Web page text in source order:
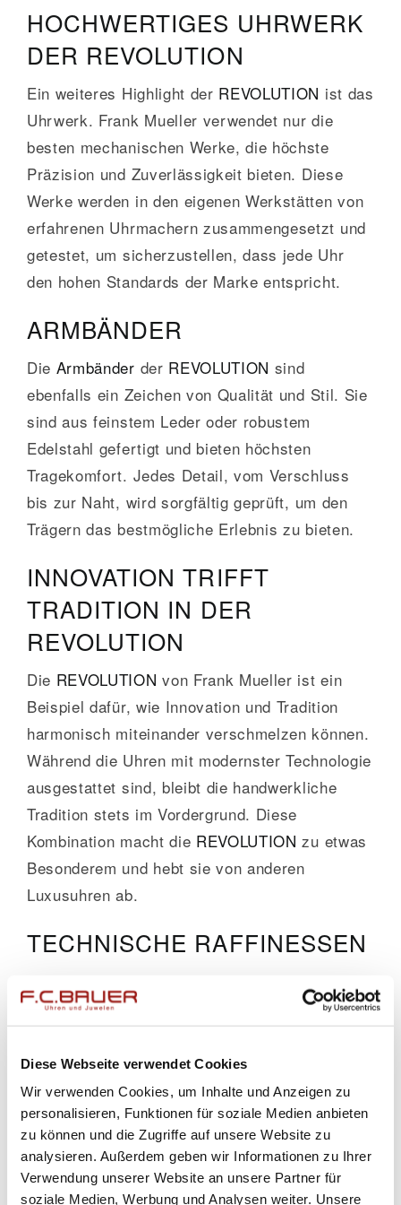
Diese Webseite verwendet Cookies
Wir verwenden Cookies, um Inhalte und Anzeigen zu
personalisieren, Funktionen für soziale Medien anbieten
zu können und die Zugriffe auf unsere Website zu
analysieren. Außerdem geben wir Informationen zu Ihrer
Verwendung unserer Website an unsere Partner für
soziale Medien, Werbung und Analysen weiter. Unsere
HOCHWERTIGES UHRWERK
DER REVOLUTION
Ein weiteres Highlight der REVOLUTION ist das
Uhrwerk. Frank Mueller verwendet nur die
besten mechanischen Werke, die höchste
Präzision und Zuverlässigkeit bieten. Diese
Werke werden in den eigenen Werkstätten von
erfahrenen Uhrmachern zusammengesetzt und
getestet, um sicherzustellen, dass jede Uhr
den hohen Standards der Marke entspricht.
ARMBÄNDER
Die Armbänder der REVOLUTION sind
ebenfalls ein Zeichen von Qualität und Stil. Sie
sind aus feinstem Leder oder robustem
Edelstahl gefertigt und bieten höchsten
Tragekomfort. Jedes Detail, vom Verschluss
bis zur Naht, wird sorgfältig geprüft, um den
Trägern das bestmögliche Erlebnis zu bieten.
INNOVATION TRIFFT
TRADITION IN DER
REVOLUTION
Die REVOLUTION von Frank Mueller ist ein
Beispiel dafür, wie Innovation und Tradition
harmonisch miteinander verschmelzen können.
Während die Uhren mit modernster Technologie
ausgestattet sind, bleibt die handwerkliche
Tradition stets im Vordergrund. Diese
Kombination macht die REVOLUTION zu etwas
Besonderem und hebt sie von anderen
Luxusuhren ab.
TECHNISCHE RAFFINESSEN
Uhrmacherkunst mit innovativen Elementen zu
mit verschiedenen technischen Raffinessen
ausgestattet, wie zum Beispiel einer
erweiterten Gangreserve, speziellen
Komplikationen und hochwertigen Materialien,
die in der Luft- und Raumfahrttechnik
verwendet werden. Diese Features sorgen